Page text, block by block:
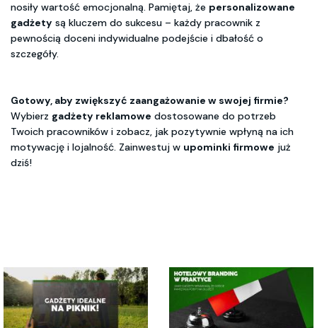
nosiły wartość emocjonalną. Pamiętaj, że personalizowane
gadżety są kluczem do sukcesu – każdy pracownik z
pewnością doceni indywidualne podejście i dbałość o
szczegóły.
Gotowy, aby zwiększyć zaangażowanie w swojej firmie?
Wybierz gadżety reklamowe dostosowane do potrzeb
Twoich pracowników i zobacz, jak pozytywnie wpłyną na ich
motywację i lojalność. Zainwestuj w upominki firmowe już
dziś!